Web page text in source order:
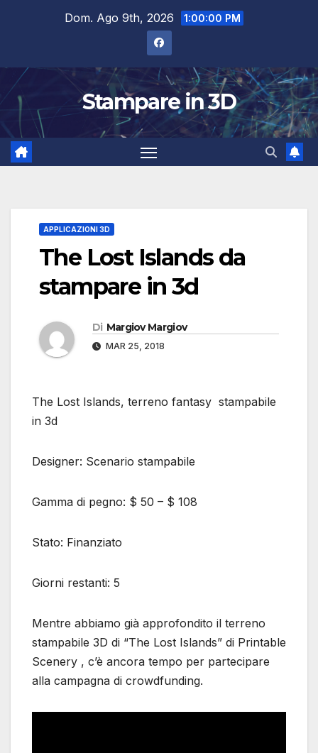
Dom. Ago 9th, 2026 1:00:01 PM
Stampare in 3D
APPLICAZIONI 3D
The Lost Islands da
stampare in 3d
Di Margiov Margiov
MAR 25, 2018
The Lost Islands, terreno fantasy stampabile
in 3d
Designer: Scenario stampabile
Gamma di pegno: $ 50 – $ 108
Stato: Finanziato
Giorni restanti: 5
Mentre abbiamo già approfondito il terreno
stampabile 3D di “The Lost Islands” di Printable
Scenery , c’è ancora tempo per partecipare
alla campagna di crowdfunding.